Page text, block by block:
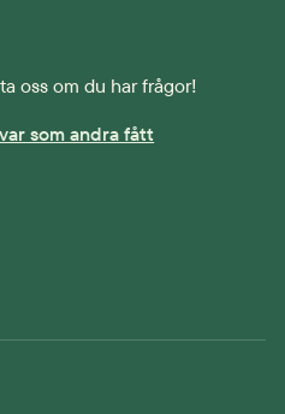
oss om du har frågor!
som andra fått